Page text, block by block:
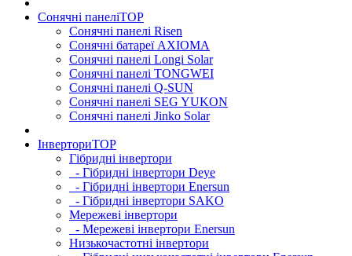
Сонячні панеліTOP
Сонячні панелі Risen
Сонячні батареї AXIOMA
Сонячні панелі Longi Solar
Сонячні панелі TONGWEI
Сонячні панелі Q-SUN
Сонячні панелі SEG YUKON
Сонячні панелі Jinko Solar
ІнверториTOP
Гібридні інвертори
- Гібридні інвертори Deye
- Гібридні інвертори Enersun
- Гібридні інвертори SAKO
Мережеві інвертори
- Мережеві інвертори Enersun
Низькочастотні інвертори